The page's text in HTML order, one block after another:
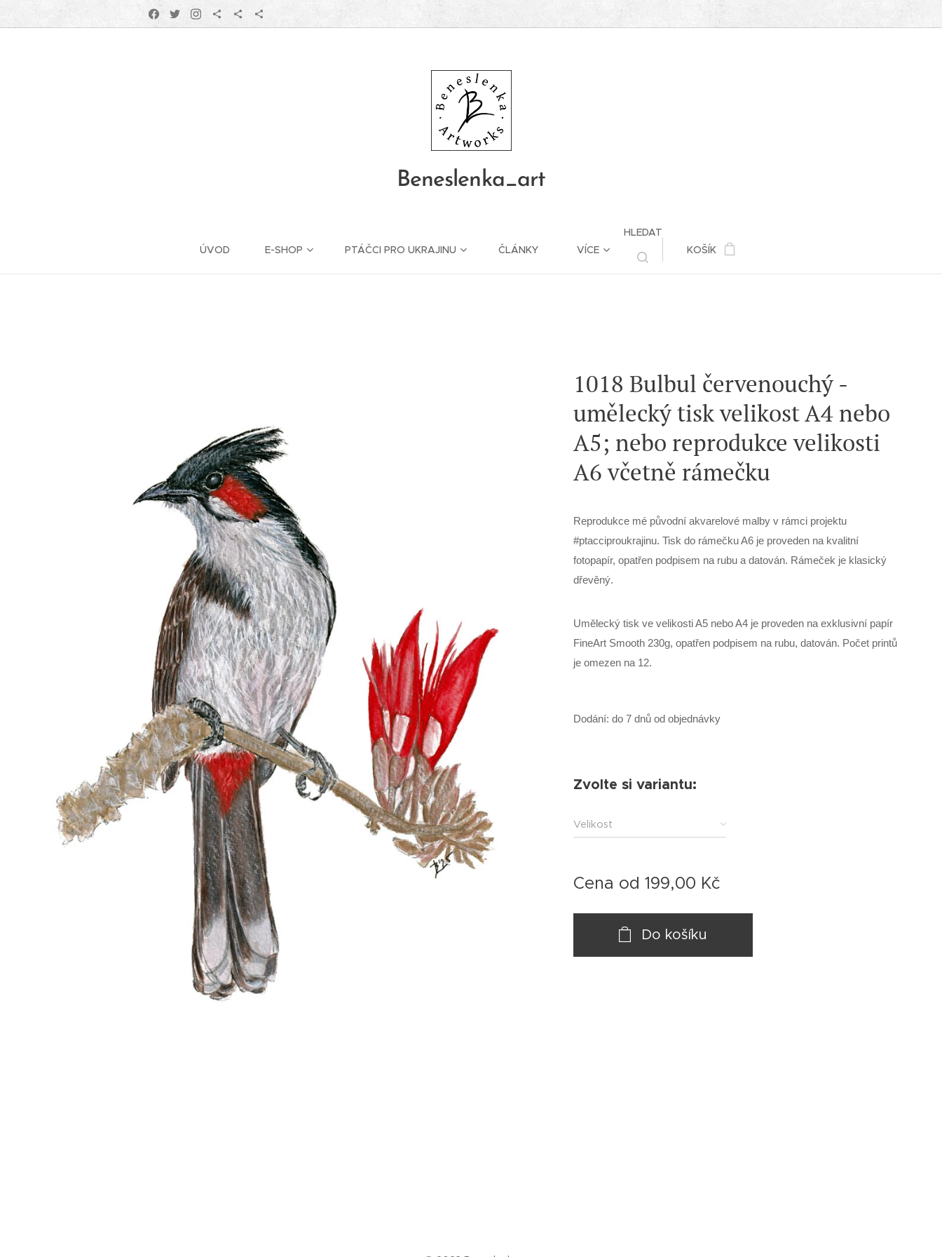
Beneslenka_art
ÚVOD E-SHOP PTÁČCI PRO UKRAJINU ČLÁNKY VÍCE
HLEDAT
KOŠÍK
1018 Bulbul červenouchý -
umělecký tisk velikost A4 nebo
A5; nebo reprodukce velikosti
A6 včetně rámečku
Reprodukce mé původní akvarelové malby v rámci projektu
#ptacciproukrajinu. Tisk do rámečku A6 je proveden na kvalitní
fotopapír, opatřen podpisem na rubu a datován. Rámeček je klasický
dřevěný.
Umělecký tisk ve velikosti A5 nebo A4 je proveden na exklusivní papír
FineArt Smooth 230g, opatřen podpisem na rubu, datován. Počet printů
je omezen na 12.
Dodání: do 7 dnů od objednávky
Zvolte si variantu:
Velikost
Cena od199,00 Kč
Do košíku